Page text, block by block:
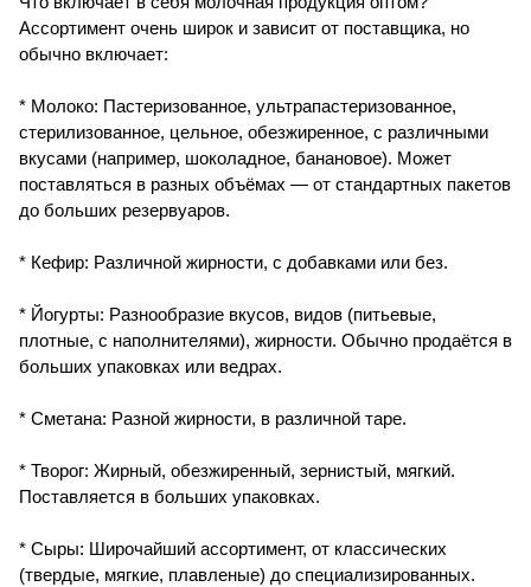
Ассортимент очень широк и зависит от поставщика, но
обычно включает:
* Молоко: Пастеризованное, ультрапастеризованное,
стерилизованное, цельное, обезжиренное, с различными
вкусами (например, шоколадное, банановое). Может
поставляться в разных объёмах — от стандартных пакетов
до больших резервуаров.
* Кефир: Различной жирности, с добавками или без.
* Йогурты: Разнообразие вкусов, видов (питьевые,
плотные, с наполнителями), жирности. Обычно продаётся в
больших упаковках или ведрах.
* Сметана: Разной жирности, в различной таре.
* Творог: Жирный, обезжиренный, зернистый, мягкий.
Поставляется в больших упаковках.
* Сыры: Широчайший ассортимент, от классических
(твердые, мягкие, плавленые) до специализированных.